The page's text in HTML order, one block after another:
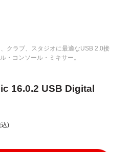
クラブ、スタジオに最適なUSB 2.0接
・コンソール・ミキサー。
16.0.2 USB Digital
)